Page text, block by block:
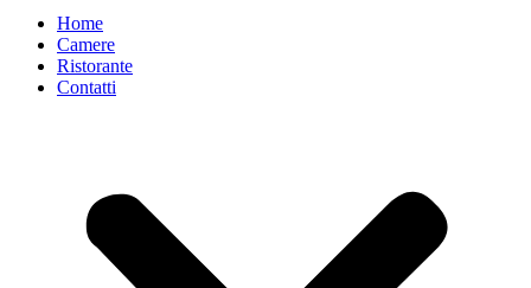
Home
Camere
Ristorante
Contatti